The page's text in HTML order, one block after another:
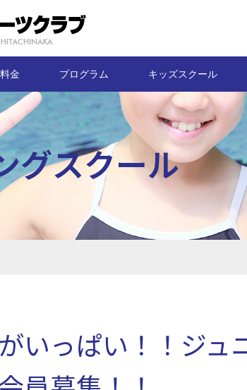
金 プログラム キッズスクール
グスクール
いっぱい！！ジュ